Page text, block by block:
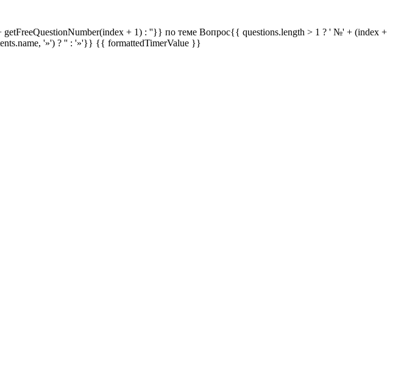
+ 1) : ''}} по теме Вопрос{{ questions.length > 1 ? ' №' + (index +
'»') ? '' : '»'}} {{ formattedTimerValue }}